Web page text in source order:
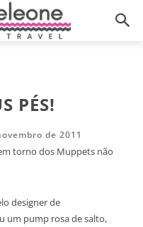
PÉS!
de 2011
torno dos Muppets não
designer de
um pump rosa de salto,